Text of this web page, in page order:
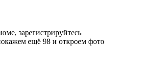
зарегистрируйтесь
ещё 98 и откроем фото